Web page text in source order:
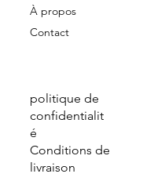
politique de
confidentialit
é
Conditions de
livraison
À propos
Contact